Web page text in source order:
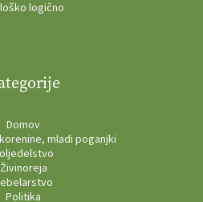
logično
Domov
mladi poganjki
Živinoreja
Politika